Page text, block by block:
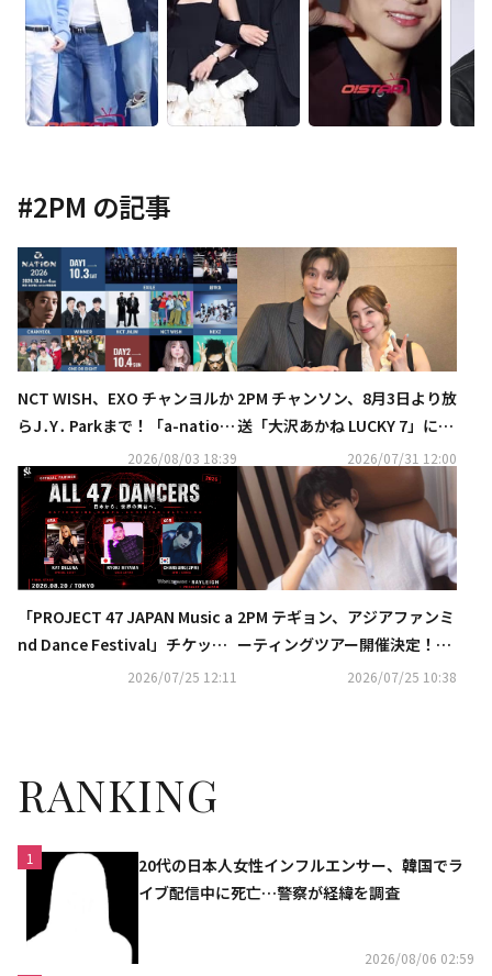
#2PM の記事
NCT WISH、EXO チャンヨルか
らJ․Y․ Parkまで！「a-nation
2026」第1弾出演アーティスト
発表
2026/08/03 18:39
2PM チャンソン、8月3日より放
送「大沢あかね LUCKY 7」に出
演！オフの日の過ごし方＆体づ
くりへのこだわりも明らかに
2026/07/31 12:00
「PROJECT 47 JAPAN Music a
nd Dance Festival」チケット
販売開始のお知らせ2026/07/25 12:11
2PM テギョン、アジアファンミ
ーティングツアー開催決定！爽
やかなポスターも解禁2026/07/25 10:38
RANKING
1
20代の日本人女性インフルエンサー、韓国でラ
イブ配信中に死亡…警察が経緯を調査
2026/08/06 02:59